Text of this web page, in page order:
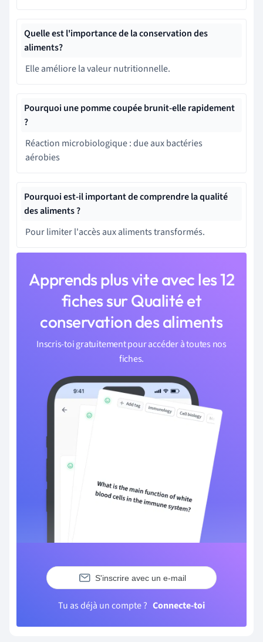
Quelle est l'importance de la conservation des
aliments?
Elle améliore la valeur nutritionnelle.
Pourquoi une pomme coupée brunit-elle rapidement
?
Réaction microbiologique : due aux bactéries
aérobies
Pourquoi est-il important de comprendre la qualité
des aliments ?
Pour limiter l'accès aux aliments transformés.
Apprends plus vite avec les 12
fiches sur Qualité et
conservation des aliments
Inscris-toi gratuitement pour accéder à toutes nos
fiches.
S'inscrire avec un e-mail
Tu as déjà un compte ? Connecte-toi